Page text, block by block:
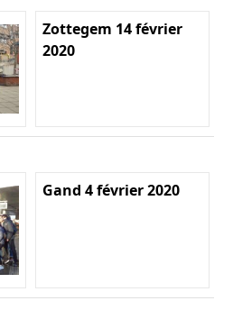
Zottegem 14 février
2020
Gand 4 février 2020